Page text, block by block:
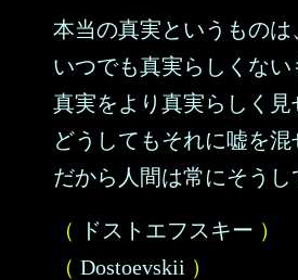
本当の真実というものは
いつでも真実らしくない
真実をより真実らしく見
どうしてもそれに嘘を混
だから人間は常にそうし
（ ドストエフスキー ）
（ Dostoevskii ）